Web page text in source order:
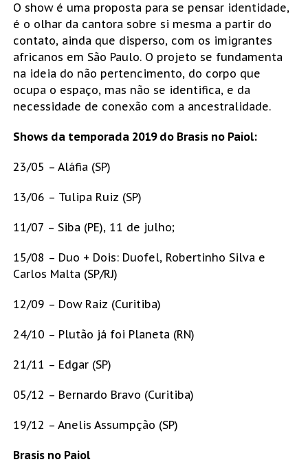
O show é uma proposta para se pensar identidade,
é o olhar da cantora sobre si mesma a partir do
contato, ainda que disperso, com os imigrantes
africanos em São Paulo. O projeto se fundamenta
na ideia do não pertencimento, do corpo que
ocupa o espaço, mas não se identifica, e da
necessidade de conexão com a ancestralidade.
Shows da temporada 2019 do Brasis no Paiol:
23/05 – Aláfia (SP)
13/06 – Tulipa Ruiz (SP)
11/07 – Siba (PE), 11 de julho;
15/08 – Duo + Dois: Duofel, Robertinho Silva e
Carlos Malta (SP/RJ)
12/09 – Dow Raiz (Curitiba)
24/10 – Plutão já foi Planeta (RN)
21/11 – Edgar (SP)
05/12 – Bernardo Bravo (Curitiba)
19/12 – Anelis Assumpção (SP)
Brasis no Paiol